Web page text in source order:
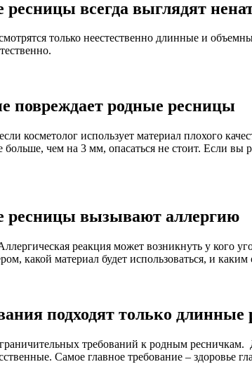
всегда выглядят
только неестественно длинные и
повреждает родные ресницы
косметолог использует материал плохого
чем на 3 мм, опасаться не стоит. Если
ресницы вызывают аллергию
реакция может возникнуть у кого
какой материал будет использоваться, и
подходят только длинные
требований к родным
Самое главное требование – здоровье